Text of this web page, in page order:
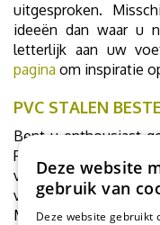
uitgesproken.
ideeën dan waar u
letterlijk aan uw
pagina om inspiratie
PVC STALEN
Bent u enthousiast
PVC vloeren in
van elke
virtuele roomplanner.
Maar wilt u in het
Deze website
gebruik van
Deze website gebruikt